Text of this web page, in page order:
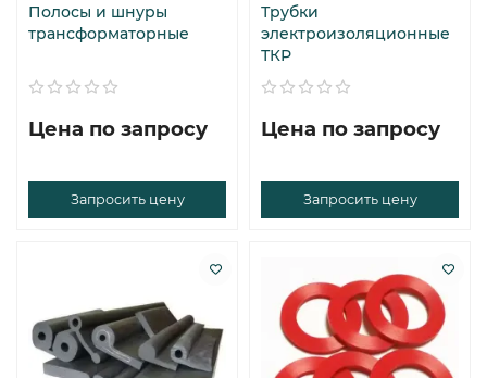
Полосы и шнуры
трансформаторные
Цена по запросу
Запросить цену
Трубки
электроизоляционные
ТКР
Цена по запросу
Запросить цену